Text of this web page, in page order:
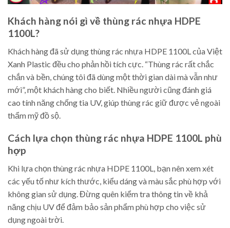
Khách hàng nói gì về thùng rác nhựa HDPE
1100L?
Khách hàng đã sử dụng thùng rác nhựa HDPE 1100L của Việt
Xanh Plastic đều cho phản hồi tích cực. “Thùng rác rất chắc
chắn và bền, chúng tôi đã dùng một thời gian dài mà vẫn như
mới”, một khách hàng cho biết. Nhiều người cũng đánh giá
cao tính năng chống tia UV, giúp thùng rác giữ được vẻ ngoài
thẩm mỹ đồ sộ.
Cách lựa chọn thùng rác nhựa HDPE 1100L phù
hợp
Khi lựa chọn thùng rác nhựa HDPE 1100L, bạn nên xem xét
các yếu tố như kích thước, kiểu dáng và màu sắc phù hợp với
không gian sử dụng. Đừng quên kiểm tra thông tin về khả
năng chịu UV để đảm bảo sản phẩm phù hợp cho việc sử
dụng ngoài trời.